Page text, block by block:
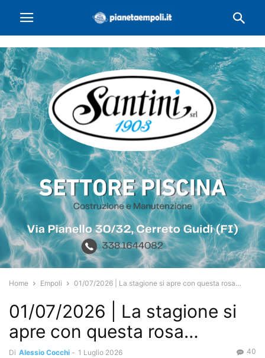
Home Empoli 01/07/2026 | La stagione si apre con questa rosa…
01/07/2026 | La stagione si
apre con questa rosa…
Di Alessio Cocchi - 1 Luglio 2026 40